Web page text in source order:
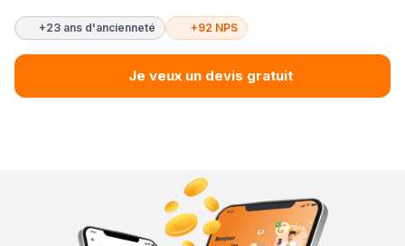
+23 ans d'ancienneté +92 NPS
Je veux un devis gratuit